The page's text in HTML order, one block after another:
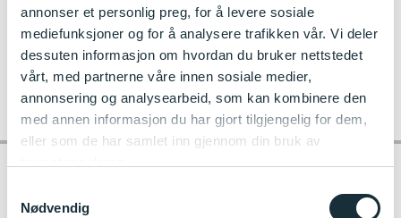
annonser et personlig preg, for å levere sosiale
mediefunksjoner og for å analysere trafikken vår. Vi deler
dessuten informasjon om hvordan du bruker nettstedet
vårt, med partnerne våre innen sosiale medier,
annonsering og analysearbeid, som kan kombinere den
med annen informasjon du har gjort tilgjengelig for dem,
eller som de har samlet inn gjennom din bruk av
Nødvendig